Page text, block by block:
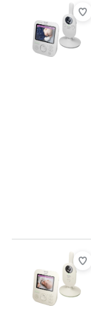
Beoordeling is 8,8
Beoordeling is 10 van